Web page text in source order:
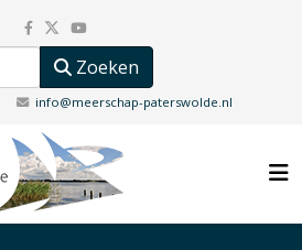
Zoeken
info@meerschap-paterswolde.nl